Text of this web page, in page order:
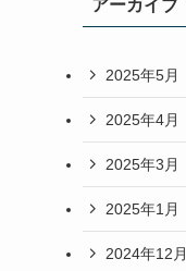
アーカイブ
2025年5月
2025年4月
2025年3月
2025年1月
2024年12月